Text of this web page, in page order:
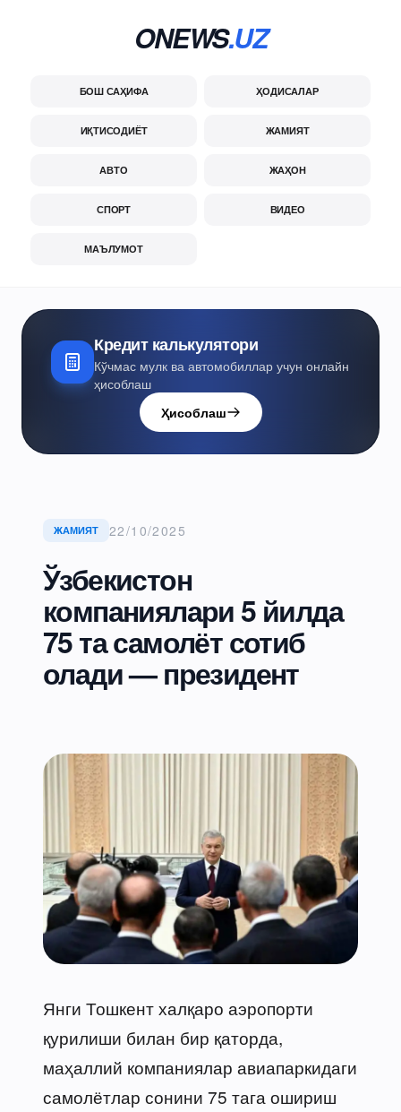
ONEWS.UZ
БОШ САҲИФА ҲОДИСАЛАР
ИҚТИСОДИЁТ ЖАМИЯТ
АВТО ЖАҲОН
СПОРТ ВИДЕО
МАЪЛУМОТ
Кредит калькулятори
Кўчмас мулк ва автомобиллар учун онлайн
ҳисоблаш
Ҳисоблаш
ЖАМИЯТ 22/10/2025
Ўзбекистон
компаниялари 5 йилда
75 та самолёт сотиб
олади — президент
Янги Тошкент халқаро аэропорти
қурилиши билан бир қаторда,
маҳаллий компаниялар авиапаркидаги
самолётлар сонини 75 тага ошириш